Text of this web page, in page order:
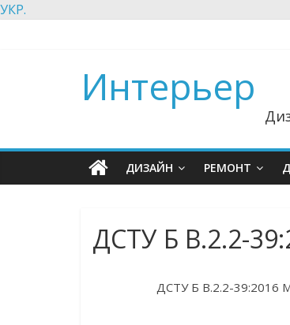
УКР.
Интерьер
ДИЗАЙН РЕМОНТ
ДСТУ Б В.2.2-
ДСТУ Б В.2.2-39:2016